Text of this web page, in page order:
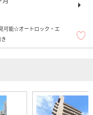
可能☆オートロック・エ